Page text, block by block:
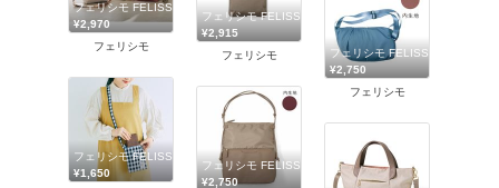
フェリシモ FELISSIMO
¥2,970
フェリシモ
フェリシモ FELISSIMO
¥2,915
フェリシモ
フェリシモ FELISSIMO
¥2,750
フェリシモ
フェリシモ FELISSIMO
¥1,650
フェリシモ FELISSIMO
¥2,750